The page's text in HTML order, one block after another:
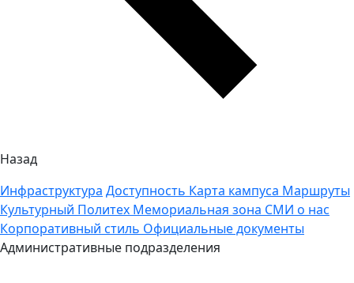
Назад
Инфраструктура Доступность Карта кампуса Маршруты
Культурный Политех Мемориальная зона СМИ о нас
Корпоративный стиль Официальные документы
Административные подразделения